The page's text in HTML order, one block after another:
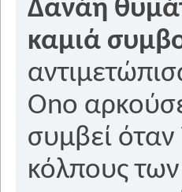
Δανάη
καμιά
Ono
συμβεί όταν
κόλπους